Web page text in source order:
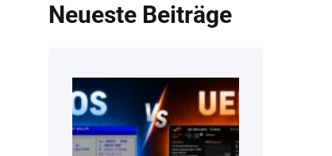
Neueste Beiträge